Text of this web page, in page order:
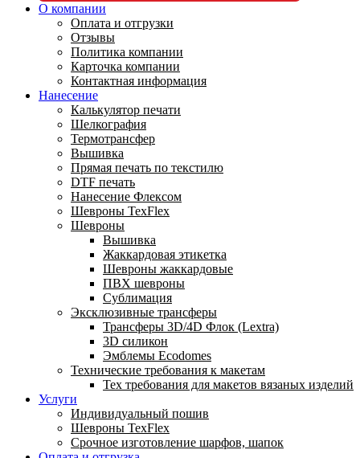
О компании
Оплата и отгрузки
Отзывы
Политика компании
Карточка компании
Контактная информация
Нанесение
Калькулятор печати
Шелкография
Термотрансфер
Вышивка
Прямая печать по текстилю
DTF печать
Нанесение Флексом
Шевроны TexFlex
Шевроны
Вышивка
Жаккардовая этикетка
Шевроны жаккардовые
ПВХ шевроны
Сублимация
Эксклюзивные трансферы
Трансферы 3D/4D Флок (Lextra)
3D силикон
Эмблемы Ecodomes
Технические требования к макетам
Тех требования для макетов вязаных изделий
Услуги
Индивидуальный пошив
Шевроны TexFlex
Срочное изготовление шарфов, шапок